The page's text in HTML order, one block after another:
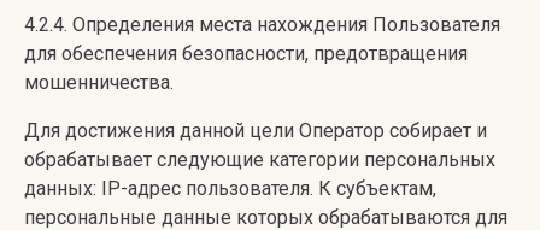
4.2.4. Определения места нахождения Пользователя
для обеспечения безопасности, предотвращения
мошенничества.
Для достижения данной цели Оператор собирает и
обрабатывает следующие категории персональных
данных: IP-адрес пользователя. К субъектам,
персональные данные которых обрабатываются для